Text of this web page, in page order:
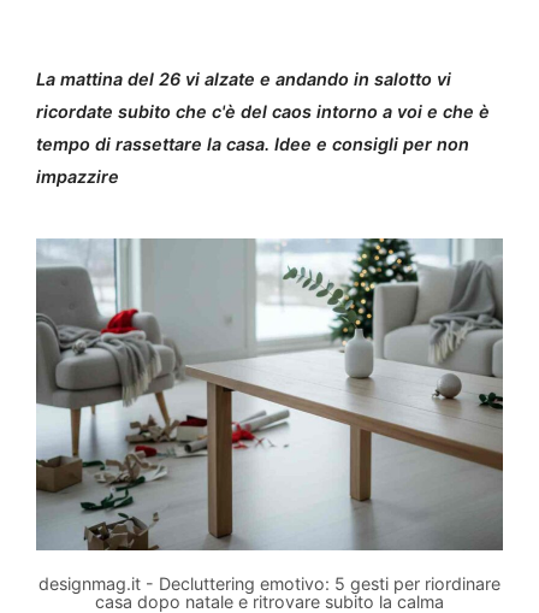
La mattina del 26 vi alzate e andando in salotto vi
ricordate subito che c'è del caos intorno a voi e che è
tempo di rassettare la casa. Idee e consigli per non
impazzire
designmag.it - Decluttering emotivo: 5 gesti per riordinare
casa dopo natale e ritrovare subito la calma